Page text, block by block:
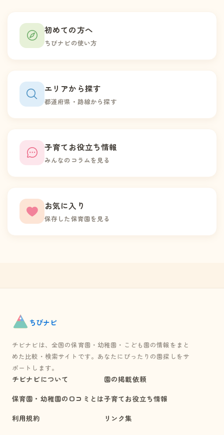
初めての方へ
ちびナビの使い方
エリアから探す
都道府県・路線から探す
子育てお役立ち情報
みんなのコラムを見る
お気に入り
保存した保育園を見る
ちびナビ
チビナビは、全国の保育園・幼稚園・こども園の情報をまと
めた比較・検索サイトです。あなたにぴったりの園探しをサ
ポートします。
チビナビについて
保育園・幼稚園の口コミとは
利用規約
園の掲載依頼
子育てお役立ち情報
リンク集